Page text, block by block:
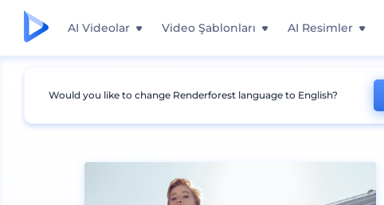
AI Videolar Video Şablonları AI Resimler
Mockuplar Giyim Tişört Mockup
Would you like to change Renderforest language to English?